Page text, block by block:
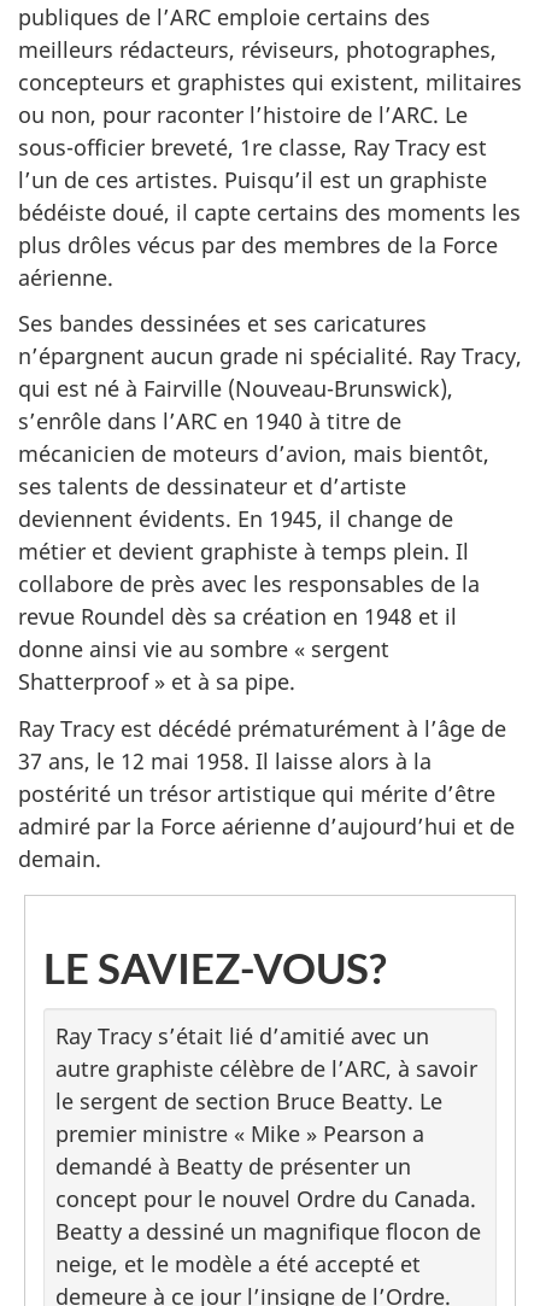
publiques de l’ARC emploie certains des
meilleurs rédacteurs, réviseurs, photographes,
concepteurs et graphistes qui existent, militaires
ou non, pour raconter l’histoire de l’ARC. Le
sous-officier breveté, 1re classe, Ray Tracy est
l’un de ces artistes. Puisqu’il est un graphiste
bédéiste doué, il capte certains des moments les
plus drôles vécus par des membres de la Force
aérienne.
Ses bandes dessinées et ses caricatures
n’épargnent aucun grade ni spécialité. Ray Tracy,
qui est né à Fairville (Nouveau-Brunswick),
s’enrôle dans l’ARC en 1940 à titre de
mécanicien de moteurs d’avion, mais bientôt,
ses talents de dessinateur et d’artiste
deviennent évidents. En 1945, il change de
métier et devient graphiste à temps plein. Il
collabore de près avec les responsables de la
revue Roundel dès sa création en 1948 et il
donne ainsi vie au sombre « sergent
Shatterproof » et à sa pipe.
Ray Tracy est décédé prématurément à l’âge de
37 ans, le 12 mai 1958. Il laisse alors à la
postérité un trésor artistique qui mérite d’être
admiré par la Force aérienne d’aujourd’hui et de
demain.
LE SAVIEZ-VOUS?
Ray Tracy s’était lié d’amitié avec un
autre graphiste célèbre de l’ARC, à savoir
le sergent de section Bruce Beatty. Le
premier ministre « Mike » Pearson a
demandé à Beatty de présenter un
concept pour le nouvel Ordre du Canada.
Beatty a dessiné un magnifique flocon de
neige, et le modèle a été accepté et
demeure à ce jour l’insigne de l’Ordre.